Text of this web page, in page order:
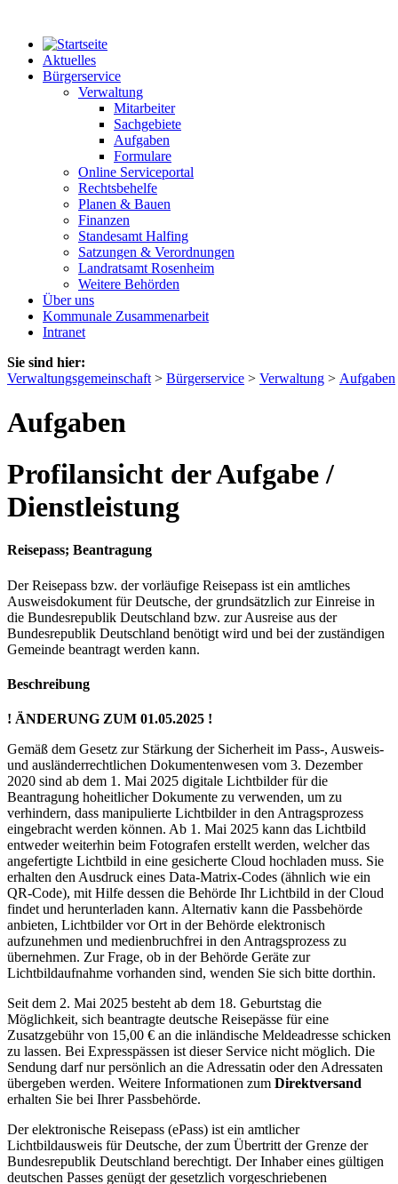
Aktuelles
Bürgerservice
Verwaltung
Mitarbeiter
Sachgebiete
Aufgaben
Formulare
Online Serviceportal
Rechtsbehelfe
Planen & Bauen
Finanzen
Standesamt Halfing
Satzungen & Verordnungen
Landratsamt Rosenheim
Weitere Behörden
Über uns
Kommunale Zusammenarbeit
Intranet
Sie sind hier:
Verwaltungsgemeinschaft > Bürgerservice > Verwaltung > Aufgaben
Aufgaben
Profilansicht der Aufgabe /
Dienstleistung
Reisepass; Beantragung
Der Reisepass bzw. der vorläufige Reisepass ist ein amtliches
Ausweisdokument für Deutsche, der grundsätzlich zur Einreise in
die Bundesrepublik Deutschland bzw. zur Ausreise aus der
Bundesrepublik Deutschland benötigt wird und bei der zuständigen
Gemeinde beantragt werden kann.
Beschreibung
! ÄNDERUNG ZUM 01.05.2025 !
Gemäß dem Gesetz zur Stärkung der Sicherheit im Pass-, Ausweis-
und ausländerrechtlichen Dokumentenwesen vom 3. Dezember
2020 sind ab dem 1. Mai 2025 digitale Lichtbilder für die
Beantragung hoheitlicher Dokumente zu verwenden, um zu
verhindern, dass manipulierte Lichtbilder in den Antragsprozess
eingebracht werden können. Ab 1. Mai 2025 kann das Lichtbild
entweder weiterhin beim Fotografen erstellt werden, welcher das
angefertigte Lichtbild in eine gesicherte Cloud hochladen muss. Sie
erhalten den Ausdruck eines Data-Matrix-Codes (ähnlich wie ein
QR-Code), mit Hilfe dessen die Behörde Ihr Lichtbild in der Cloud
findet und herunterladen kann. Alternativ kann die Passbehörde
anbieten, Lichtbilder vor Ort in der Behörde elektronisch
aufzunehmen und medienbruchfrei in den Antragsprozess zu
übernehmen. Zur Frage, ob in der Behörde Geräte zur
Lichtbildaufnahme vorhanden sind, wenden Sie sich bitte dorthin.
Seit dem 2. Mai 2025 besteht ab dem 18. Geburtstag die
Möglichkeit, sich beantragte deutsche Reisepässe für eine
Zusatzgebühr von 15,00 € an die inländische Meldeadresse schicken
zu lassen. Bei Expresspässen ist dieser Service nicht möglich. Die
Sendung darf nur persönlich an die Adressatin oder den Adressaten
übergeben werden. Weitere Informationen zum Direktversand
erhalten Sie bei Ihrer Passbehörde.
Der elektronische Reisepass (ePass) ist ein amtlicher
Lichtbildausweis für Deutsche, der zum Übertritt der Grenze der
Bundesrepublik Deutschland berechtigt. Der Inhaber eines gültigen
deutschen Passes genügt der gesetzlich vorgeschriebenen